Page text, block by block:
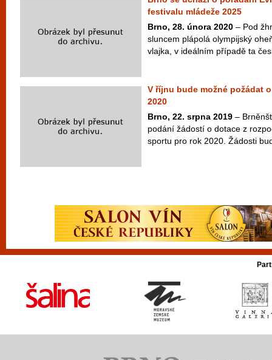
festivalu mládeže 2025
Brno, 28. února 2020 – Pod
sluncem plápolá olympijský
vlajka, v ideálním případě ta
V říjnu bude možné požádat
2020
Brno, 22. srpna 2019 –
podání žádostí o dotace z
sportu pro rok 2020. Žádosti